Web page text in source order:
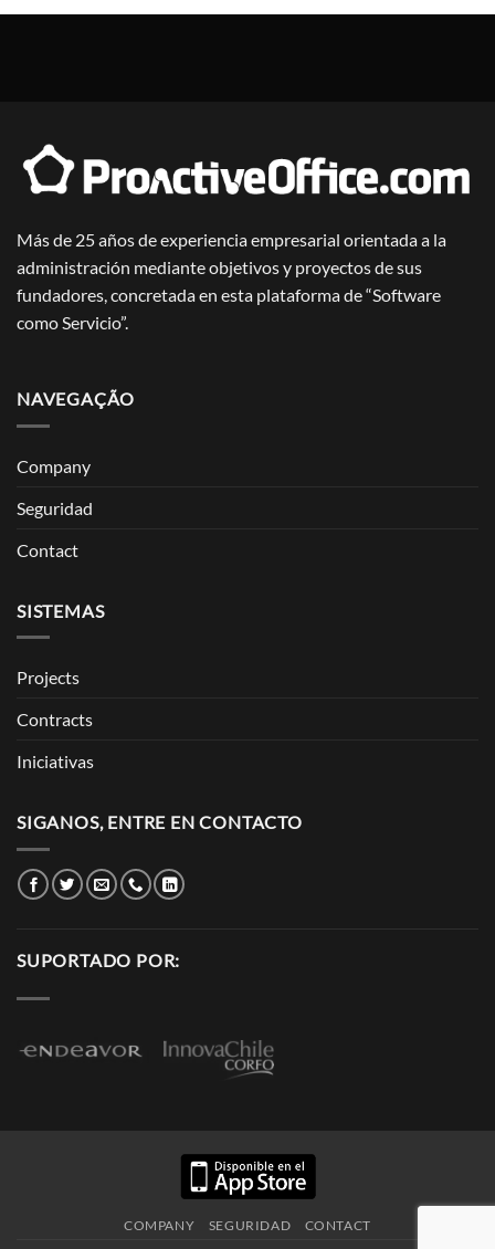
Más de 25 años de experiencia empresarial orientada a la
administración mediante objetivos y proyectos de sus
fundadores, concretada en esta plataforma de “Software
como Servicio”.
NAVEGAÇÃO
Company
Seguridad
Contact
SISTEMAS
Projects
Contracts
Iniciativas
SIGANOS, ENTRE EN CONTACTO
SUPORTADO POR:
COMPANY SEGURIDAD CONTACT